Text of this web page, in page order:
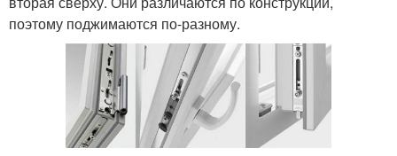
поэтому поджимаются по-разному.